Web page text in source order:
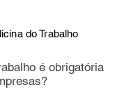
do Trabalho
é obrigatória